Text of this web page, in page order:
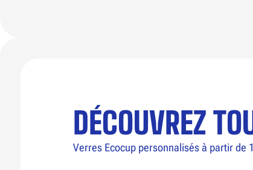
DÉCOUVREZ
Verres Ecocup personnalisés à partir de